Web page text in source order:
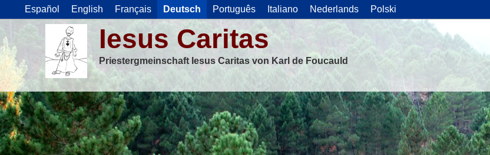
Español English Français Deutsch Português Italiano Nederlands Polski
Iesus Caritas
Priestergmeinschaft Iesus Caritas von Karl de Foucauld